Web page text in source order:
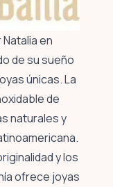
en
de su sueño
únicas. La
de
naturales y
y los
ofrece joyas